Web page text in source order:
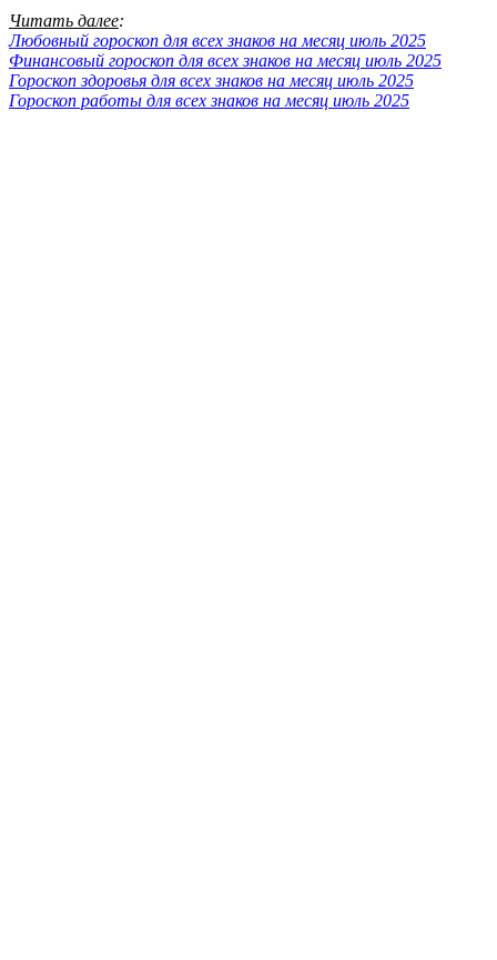
Читать далее:
Любовный гороскоп для всех знаков на месяц июль 2025
Финансовый гороскоп для всех знаков на месяц июль 2025
Гороскоп здоровья для всех знаков на месяц июль 2025
Гороскоп работы для всех знаков на месяц июль 2025